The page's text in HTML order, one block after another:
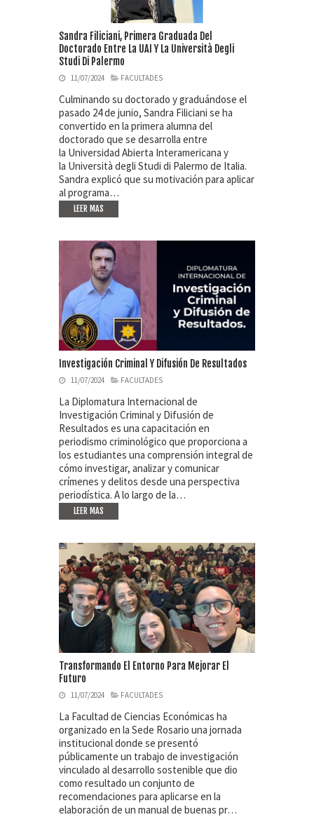
Sandra Filiciani, Primera Graduada Del
Doctorado Entre La UAI Y La Università Degli
Studi Di Palermo
11/07/2024 FACULTADES
Culminando su doctorado y graduándose el
pasado 24 de junio, Sandra Filiciani se ha
convertido en la primera alumna del
doctorado que se desarrolla entre
la Universidad Abierta Interamericana y
la Università degli Studi di Palermo de Italia.
Sandra explicó que su motivación para aplicar
al programa…
LEER MAS
Investigación Criminal Y Difusión De Resultados
11/07/2024 FACULTADES
La Diplomatura Internacional de
Investigación Criminal y Difusión de
Resultados es una capacitación en
periodismo criminológico que proporciona a
los estudiantes una comprensión integral de
cómo investigar, analizar y comunicar
crímenes y delitos desde una perspectiva
periodística. A lo largo de la…
LEER MAS
Transformando El Entorno Para Mejorar El
Futuro
11/07/2024 FACULTADES
La Facultad de Ciencias Económicas ha
organizado en la Sede Rosario una jornada
institucional donde se presentó
públicamente un trabajo de investigación
vinculado al desarrollo sostenible que dio
como resultado un conjunto de
recomendaciones para aplicarse en la
elaboración de un manual de buenas pr…